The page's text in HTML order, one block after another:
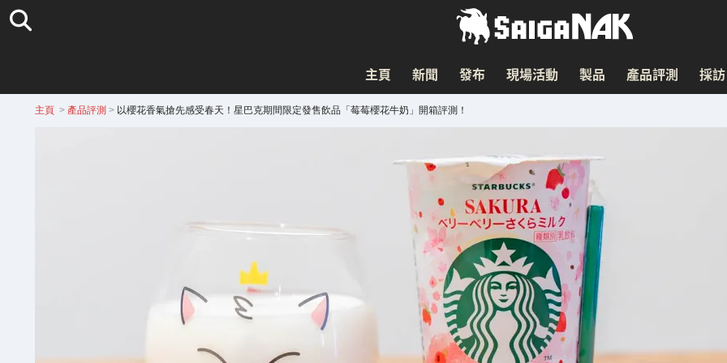
主頁 新聞 發布 現場活動 製品 產品評測 採訪
主頁 > 產品評測 > 以櫻花香氣搶先感受春天！星巴克期間限定發售飲品「莓莓櫻花牛奶」開箱評測！